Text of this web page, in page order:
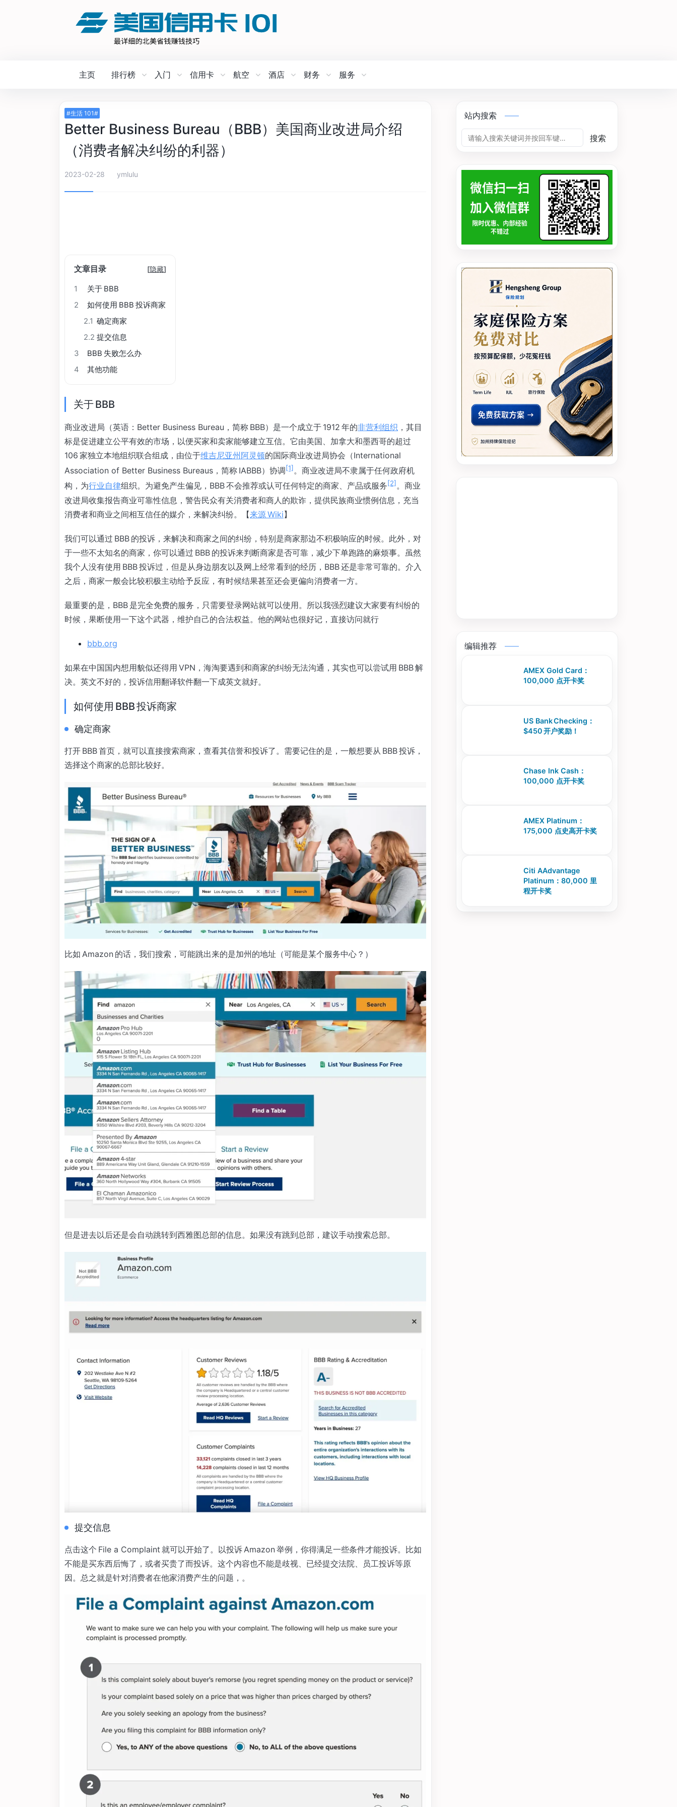
主页 排行榜 入门 信用卡 航空 酒店 财务 服务
#生活 101#
Better Business Bureau（BBB）美国商业改进局介绍
（消费者解决纠纷的利器）
2023-02-28 ymlulu
文章目录 [隐藏]
1
关于 BBB
2
如何使用 BBB 投诉商家
2.1 确定商家
2.2 提交信息
3
BBB 失败怎么办
4
其他功能
关于 BBB
商业改进局（英语：Better Business Bureau，简称 BBB）是一个成立于 1912 年的非营利组织 ，其目
标是促进建立公平有效的市场，以便买家和卖家能够建立互信。它由美国、加拿大和墨西哥的超过
106 家独立本地组织联合组成，由位于维吉尼亚州阿灵顿的国际商业改进局协会（International
Association of Better Business Bureaus，简称 IABBB）协调[1] 。商业改进局不隶属于任何政府机
构，为行业自律组织。为避免产生偏见，BBB 不会推荐或认可任何特定的商家、产品或服务[2] 。商业
改进局收集报告商业可靠性信息，警告民众有关消费者和商人的欺诈，提供民族商业惯例信息，充当
消费者和商业之间相互信任的媒介，来解决纠纷。【来源 Wiki】
我们可以通过 BBB 的投诉，来解决和商家之间的纠纷，特别是商家那边不积极响应的时候。此外，对
于一些不太知名的商家，你可以通过 BBB 的投诉来判断商家是否可靠，减少下单跑路的麻烦事。虽然
我个人没有使用 BBB 投诉过，但是从身边朋友以及网上经常看到的经历，BBB 还是非常可靠的。介入
之后，商家一般会比较积极主动给予反应，有时候结果甚至还会更偏向消费者一方。
最重要的是，BBB 是完全免费的服务，只需要登录网站就可以使用。所以我强烈建议大家要有纠纷的
时候，果断使用一下这个武器，维护自己的合法权益。他的网站也很好记，直接访问就行
bbb.org
如果在中国国内想用貌似还得用 VPN，海淘要遇到和商家的纠纷无法沟通，其实也可以尝试用 BBB 解
决。英文不好的，投诉信用翻译软件翻一下成英文就好。
如何使用 BBB 投诉商家
确定商家
打开 BBB 首页，就可以直接搜索商家，查看其信誉和投诉了。需要记住的是，一般想要从 BBB 投诉，
选择这个商家的总部比较好。
比如 Amazon 的话，我们搜索，可能跳出来的是加州的地址（可能是某个服务中心？）
但是进去以后还是会自动跳转到西雅图总部的信息。如果没有跳到总部，建议手动搜索总部。
提交信息
点击这个 File a Complaint 就可以开始了。以投诉 Amazon 举例，你得满足一些条件才能投诉。比如
不能是买东西后悔了，或者买贵了而投诉。这个内容也不能是歧视、已经提交法院、员工投诉等原
因。总之就是针对消费者在他家消费产生的问题，。
站内搜索
搜索
编辑推荐
AMEX Gold Card：
100,000 点开卡奖
US Bank Checking：
$450 开户奖励！
Chase Ink Cash：
100,000 点开卡奖
AMEX Platinum：
175,000 点史高开卡奖
Citi AAdvantage
Platinum：80,000 里
程开卡奖